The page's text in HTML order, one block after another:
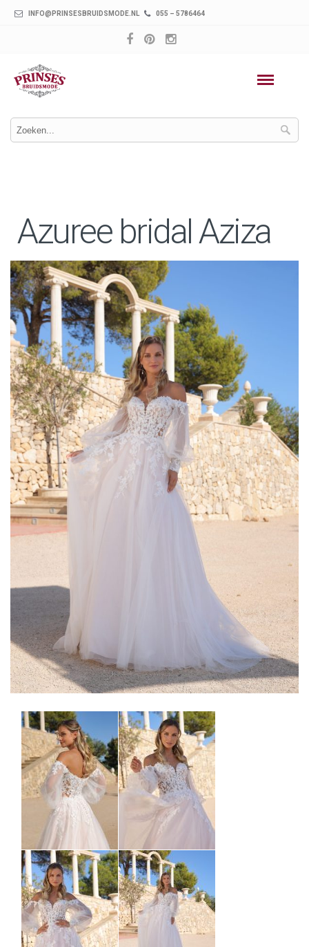
INFO@PRINSESBRUIDSMODE.NL 055 – 5786464
Azuree bridal Aziza